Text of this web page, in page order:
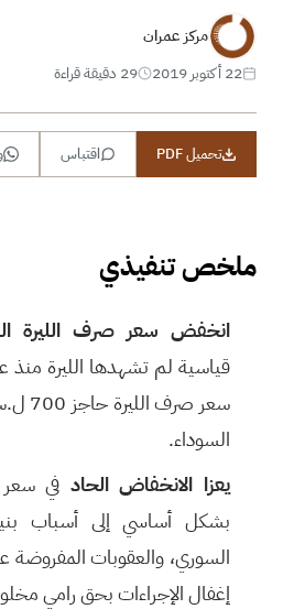
مركز عمران
22 أكتوبر 2019
29 دقيقة قراءة
تحميل PDF اقتباس
ملخص تنفيذي
انخفض سعر صرف الليرة
سعر
السوداء.
يعزا الانخفاض الحاد في سعر
بشكل أساسي إلى أسباب
السوري، والعقوبات المفروضة
إغفال الإجراءات بحق رامي